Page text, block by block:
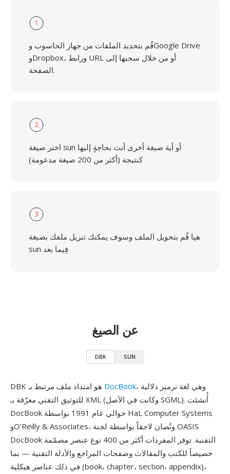
1
قُم بتحديد الملفات من جهاز الحاسوب وGoogle Drive
وDropbox، ورابط URL أو من خلال سحبها إلى
الصفحة.
2
اختر صيغة sun أو أية صيغة أخرى أنت بحاجةٍ إليها
كنتيجة (أكثر من 200 صيغة مدعومة)
3
هيا قُم بتحويل الملف وسوف يمكنك تنزيل ملفك بصيغة
sun فِيما بعد
عن الصيغ
DBK SUN
DocBook، وهي لغة ترميز دلالية
للتوثيق التقني معرّفة بـ XML (وكانت في الأصل SGML). أُنشئت
DocBook حوالي عام 1991 بواسطة HaL Computer Systems
وO'Reilly & Associates، وتُصان لاحقاً بواسطة لجنة OASIS
DocBook التقنية. توفر المفردات أكثر من 400 نوع عنصر مصمّمة
خصيصاً للكتب والمقالات وصفحات المراجع والأدلة التقنية — بما
في ذلك عناصر هيكلية (book، chapter، section، appendix)،